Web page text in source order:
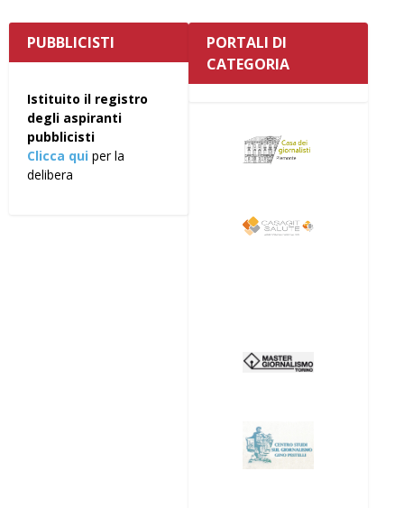
PUBBLICISTI
Istituito il registro
degli aspiranti
pubblicisti
Clicca qui per la
delibera
PORTALI DI
CATEGORIA